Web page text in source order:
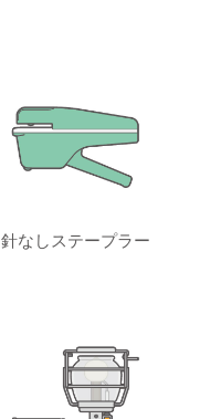
針なしステープラー